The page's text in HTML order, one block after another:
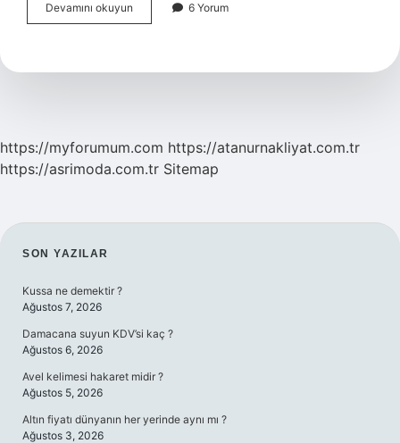
Devamını okuyun
Ameliyatında
Mı
6 Yorum
https://myforumum.com https://atanurnakliyat.com.tr
https://asrimoda.com.tr Sitemap
SIDEBAR
SON YAZILAR
Kussa ne demektir ?
Ağustos 7, 2026
Damacana suyun KDV’si kaç ?
Ağustos 6, 2026
Avel kelimesi hakaret midir ?
Ağustos 5, 2026
Altın fiyatı dünyanın her yerinde aynı mı ?
Ağustos 3, 2026